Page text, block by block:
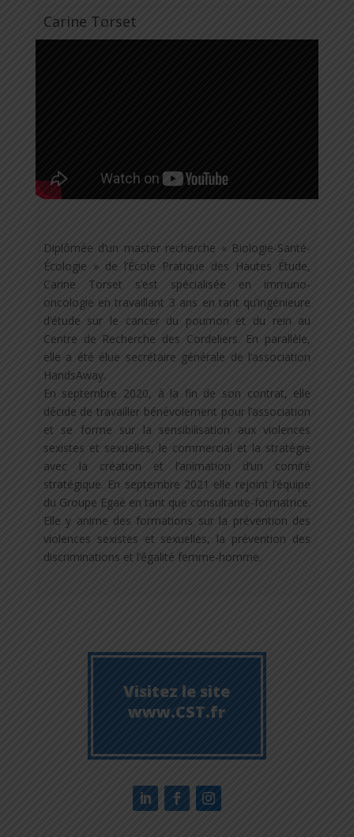
Carine Torset
Diplômée d’un master recherche « Biologie-Santé-
Écologie » de l’École Pratique des Hautes Étude,
Carine Torset s’est spécialisée en immuno-
oncologie en travaillant 3 ans en tant qu’ingénieure
d’étude sur le cancer du poumon et du rein au
Centre de Recherche des Cordeliers. En parallèle,
elle a été élue secrétaire générale de l’association
HandsAway.
En septembre 2020, à la fin de son contrat, elle
décide de travailler bénévolement pour l’association
et se forme sur la sensibilisation aux violences
sexistes et sexuelles, le commercial et la stratégie
avec la création et l’animation d’un comité
stratégique. En septembre 2021 elle rejoint l’équipe
du Groupe Egaé en tant que consultante-formatrice.
Elle y anime des formations sur la prévention des
violences sexistes et sexuelles, la prévention des
discriminations et l’égalité femme-homme.
Visitez le site
www.CST.fr